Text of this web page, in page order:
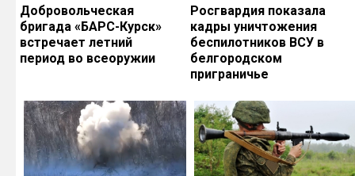
Добровольческая
бригада «БАРС-Курск»
встречает летний
период во всеоружии
Росгвардия показала
кадры уничтожения
беспилотников ВСУ в
белгородском
приграничье